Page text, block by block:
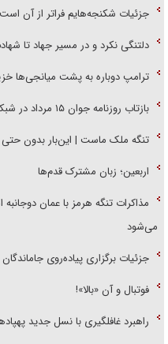
جزئیات شکنجه‌هایم فراتر از آن
دلتنگی نکرد و در مسیر جهاد تا
ترامپ دوباره به پشت میانجی‌ها
بازتاب روزنامه جوان ۱۵ مرداد در شبکه خبر
تنگه ملک ماست | این‌بار بدون حتی
اربعین؛ زبان مشترک قدم‌ها
مذاکرات تنگه هرمز با عمان
می‌شود
جزئیات برگزاری پیاده‌روی
فوتبال و آن «بالا»!
راهبرد غافلگیری با نسل جدید